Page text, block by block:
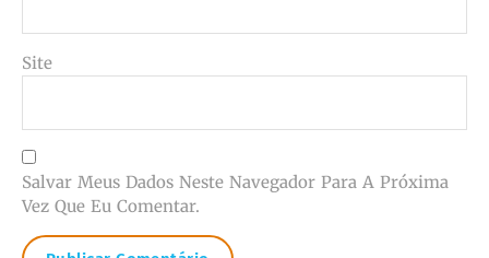
Site
Salvar Meus Dados Neste Navegador Para A Próxima
Vez Que Eu Comentar.